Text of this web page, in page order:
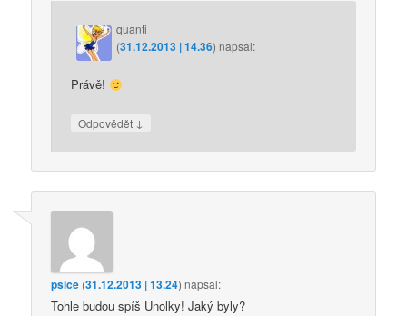
quanti
(31.12.2013 | 14.36) napsal:
Právě!
Odpovědět ↓
psice (31.12.2013 | 13.24)napsal:
Tohle budou spíš Unolky! Jaký byly?